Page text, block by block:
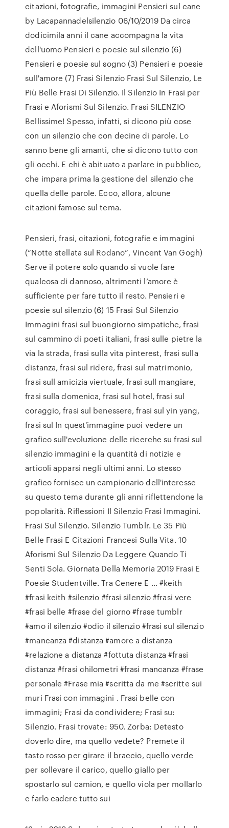
citazioni, fotografie, immagini Pensieri sul cane
by Lacapannadelsilenzio 06/10/2019 Da circa
dodicimila anni il cane accompagna la vita
dell'uomo Pensieri e poesie sul silenzio (6)
Pensieri e poesie sul sogno (3) Pensieri e poesie
sull'amore (7) Frasi Silenzio Frasi Sul Silenzio, Le
Più Belle Frasi Di Silenzio. Il Silenzio In Frasi per
Frasi e Aforismi Sul Silenzio. Frasi SILENZIO
Bellissime! Spesso, infatti, si dicono più cose
con un silenzio che con decine di parole. Lo
sanno bene gli amanti, che si dicono tutto con
gli occhi. E chi è abituato a parlare in pubblico,
che impara prima la gestione del silenzio che
quella delle parole. Ecco, allora, alcune
citazioni famose sul tema.
Pensieri, frasi, citazioni, fotografie e immagini
(“Notte stellata sul Rodano”, Vincent Van Gogh)
Serve il potere solo quando si vuole fare
qualcosa di dannoso, altrimenti l’amore è
sufficiente per fare tutto il resto. Pensieri e
poesie sul silenzio (6) 15 Frasi Sul Silenzio
Immagini frasi sul buongiorno simpatiche, frasi
sul cammino di poeti italiani, frasi sulle pietre la
via la strada, frasi sulla vita pinterest, frasi sulla
distanza, frasi sul ridere, frasi sul matrimonio,
frasi sull amicizia viertuale, frasi sull mangiare,
frasi sulla domenica, frasi sul hotel, frasi sul
coraggio, frasi sul benessere, frasi sul yin yang,
frasi sul In quest'immagine puoi vedere un
grafico sull'evoluzione delle ricerche su frasi sul
silenzio immagini e la quantità di notizie e
articoli apparsi negli ultimi anni. Lo stesso
grafico fornisce un campionario dell'interesse
su questo tema durante gli anni riflettendone la
popolarità. Riflessioni Il Silenzio Frasi Immagini.
Frasi Sul Silenzio. Silenzio Tumblr. Le 35 Più
Belle Frasi E Citazioni Francesi Sulla Vita. 10
Aforismi Sul Silenzio Da Leggere Quando Ti
Senti Sola. Giornata Della Memoria 2019 Frasi E
Poesie Studentville. Tra Cenere E … #keith
#frasi keith #silenzio #frasi silenzio #frasi vere
#frasi belle #frase del giorno #frase tumblr
#amo il silenzio #odio il silenzio #frasi sul silenzio
#mancanza #distanza #amore a distanza
#relazione a distanza #fottuta distanza #frasi
distanza #frasi chilometri #frasi mancanza #frase
personale #Frase mia #scritta da me #scritte sui
muri Frasi con immagini . Frasi belle con
immagini; Frasi da condividere; Frasi su:
Silenzio. Frasi trovate: 950. Zorba: Detesto
doverlo dire, ma quello vedete? Premete il
tasto rosso per girare il braccio, quello verde
per sollevare il carico, quello giallo per
spostarlo sul camion, e quello viola per mollarlo
e farlo cadere tutto sui